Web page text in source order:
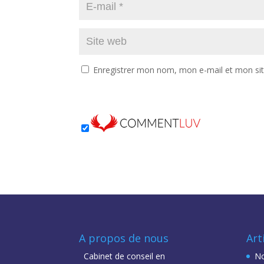
Enregistrer mon nom, mon e-mail et mon
A propos de nous
Cabinet de conseil en